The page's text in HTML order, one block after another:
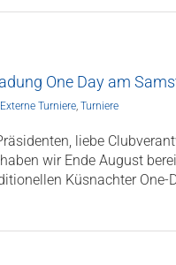
One Day am
Externe Turniere, Turniere
liebe
wir Ende August
Küsnachter